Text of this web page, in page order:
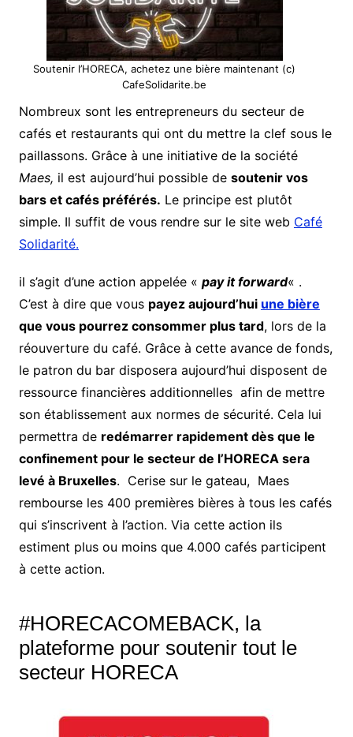
Soutenir l’HORECA, achetez une bière maintenant (c)
CafeSolidarite.be
Nombreux sont les entrepreneurs du secteur de
cafés et restaurants qui ont du mettre la clef sous le
paillassons. Grâce à une initiative de la société
Maes, il est aujourd’hui possible de soutenir vos
bars et cafés préférés. Le principe est plutôt
simple. Il suffit de vous rendre sur le site web Café
Solidarité.
il s’agit d’une action appelée « pay it forward« .
C’est à dire que vous payez aujourd’hui une bière
que vous pourrez consommer plus tard, lors de la
réouverture du café. Grâce à cette avance de fonds,
le patron du bar disposera aujourd’hui disposent de
ressource financières additionnelles afin de mettre
son établissement aux normes de sécurité. Cela lui
permettra de redémarrer rapidement dès que le
confinement pour le secteur de l’HORECA sera
levé à Bruxelles. Cerise sur le gateau, Maes
rembourse les 400 premières bières à tous les cafés
qui s’inscrivent à l’action. Via cette action ils
estiment plus ou moins que 4.000 cafés participent
à cette action.
#HORECACOMEBACK, la
plateforme pour soutenir tout le
secteur HORECA